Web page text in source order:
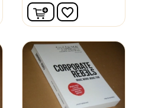
In winkelwagen
favorite_border